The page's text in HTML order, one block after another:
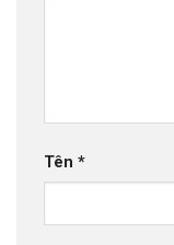
Tên *